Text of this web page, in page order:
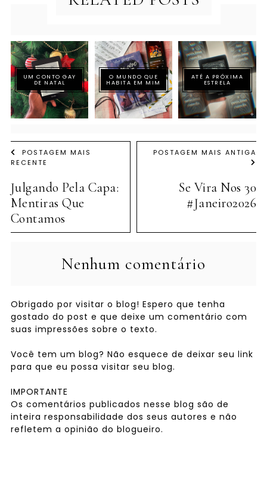
UM CONTO GAY
DE NATAL
O MUNDO QUE
HABITA EM MIM
ATÉ A PRÓXIMA
ESTRELA
POSTAGEM MAIS
RECENTE
Julgando Pela Capa:
Mentiras Que
Contamos
POSTAGEM MAIS ANTIGA
Se Vira Nos 30
#Janeiro2026
Nenhum comentário
Obrigado por visitar o blog! Espero que tenha
gostado do post e que deixe um comentário com
suas impressões sobre o texto.
Você tem um blog? Não esquece de deixar seu link
para que eu possa visitar seu blog.
IMPORTANTE
Os comentários publicados nesse blog são de
inteira responsabilidade dos seus autores e não
refletem a opinião do blogueiro.